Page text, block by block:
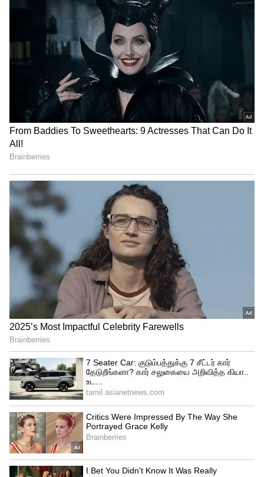
வியப்பளிக்கும் விதமான மாற்றங்களை
ஏற்படுத்தும். அமைதியாக வேலையை
பார்த்தால் வெற்றி உங்களுக்குத்தான்.
தெரியாத நபர்களை நம்பவேண்டாம். அரசு
ஊழியர்களுக்கு உயரதிகாரிகளுடன்
நெருக்கம் அதிகரிக்கும். குடும்பத்தில்
அமைதியான சூழல் நிலவும்.
4
12
கடகம்: